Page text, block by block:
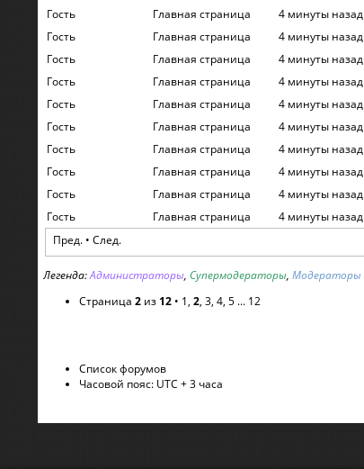
Гость
Главная страница
4 минуты назад
Гость
Главная страница
4 минуты назад
Гость
Главная страница
4 минуты назад
Гость
Главная страница
4 минуты назад
Гость
Главная страница
4 минуты назад
Гость
Главная страница
4 минуты назад
Гость
Главная страница
4 минуты назад
Гость
Главная страница
4 минуты назад
Гость
Главная страница
4 минуты назад
Гость
Главная страница
4 минуты назад
Пред.• След.
Легенда:Администраторы, Супермодераторы, Модераторы
Страница 2 из 12 • 1, 2, 3, 4, 5 ... 12
Список форумов
Часовой пояс: UTC + 3 часа